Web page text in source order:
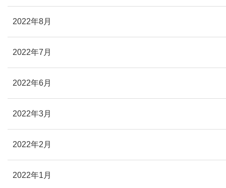
2022年8月
2022年7月
2022年6月
2022年3月
2022年2月
2022年1月